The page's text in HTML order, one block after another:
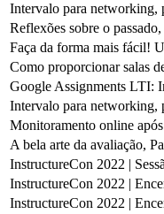
Intervalo para networking,
Reflexões sobre o
Faça da forma mais fácil!
Como proporcionar salas
Google Assignments LTI:
Intervalo para networking,
Monitoramento online
A bela arte da avaliação,
InstructureCon 2022 |
InstructureCon 2022 |
InstructureCon 2022 |